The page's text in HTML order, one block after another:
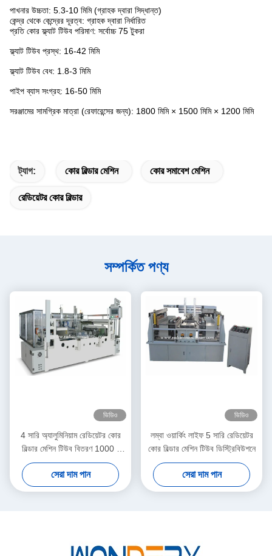
পাখনার উচ্চতা: 5.3-10 মিমি (গ্রাহক দ্বারা সিদ্ধান্ত)
কেন্দ্র থেকে কেন্দ্রের দূরত্ব: গ্রাহক দ্বারা নির্ধারিত
প্রতি কোর ফ্ল্যাট টিউব পরিমাণ: সর্বোচ্চ 75 টুকরা
ফ্ল্যাট টিউব প্রস্থ: 16-42 মিমি
ফ্ল্যাট টিউব বেধ: 1.8-3 মিমি
পাইপ ব্যাস সংগ্রহ: 16-50 মিমি
সরঞ্জামের সামগ্রিক মাত্রা (রেফারেন্সের জন্য): 1800 মিমি × 1500 মিমি × 1200 মিমি
ট্যাগ: কোর বিল্ডার মেশিন কোর সমাবেশ মেশিন
রেডিয়েটর কোর বিল্ডার
সম্পর্কিত পণ্য
ভিডিও
4 সারি অ্যালুমিনিয়াম রেডিয়েটর কোর
বিল্ডার মেশিন টিউব বিতরণ 1000 *
1000 মিমি
সেরা দাম পান
ভিডিও
লম্বা ওয়ার্কিং লাইফ 5 সারি রেডিয়েটর
কোর বিল্ডার মেশিন টিউব ডিস্ট্রিবিউশনে
সেরা দাম পান